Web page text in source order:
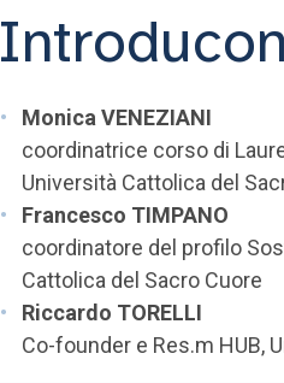
Monica VENEZIANI
coordinatrice corso di
Università Cattolica del
Francesco TIMPANO
coordinatore del profilo
Cattolica del Sacro Cuore
Riccardo TORELLI
Co-founder e Res.m HUB,